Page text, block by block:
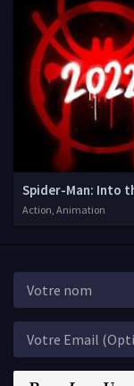
Spider-Man: Into
Action, Animation